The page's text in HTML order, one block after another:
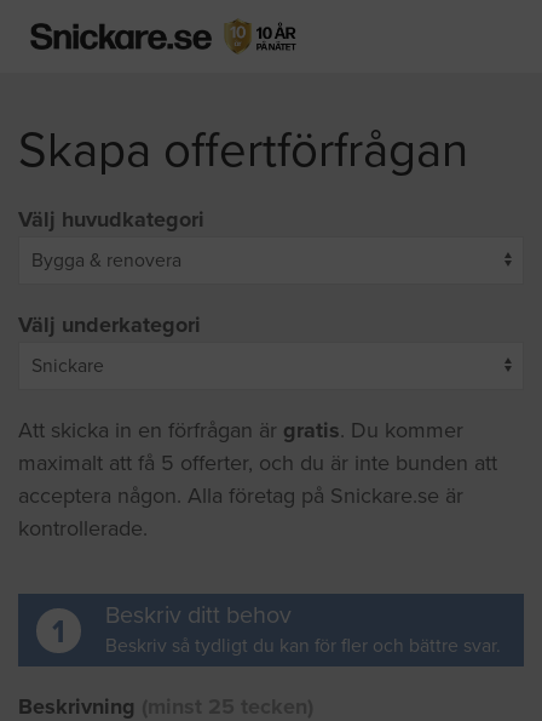
Skapa offertförfrågan
Välj huvudkategori
Välj underkategori
Att skicka in en förfrågan är gratis. Du kommer
maximalt att få 5 offerter, och du är inte bunden att
acceptera någon. Alla företag på Snickare.se är
kontrollerade.
1 Beskriv ditt behov
Beskriv så tydligt du kan för fler och bättre svar.
Beskrivning